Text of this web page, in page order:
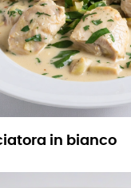
in bianco